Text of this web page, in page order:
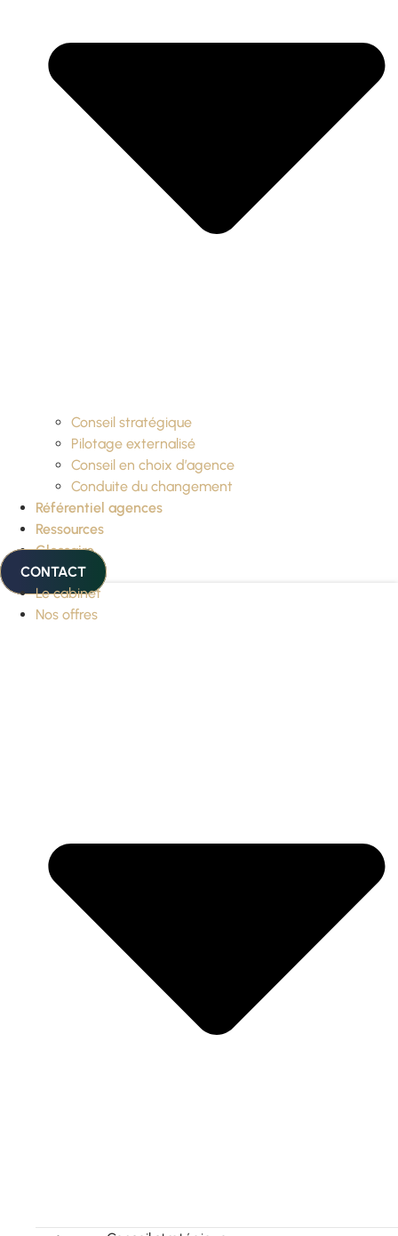
Conseil stratégique
Pilotage externalisé
Conseil en choix d’agence
Conduite du changement
Référentiel agences
Ressources
Glossaire
CONTACT
Le cabinet
Nos offres